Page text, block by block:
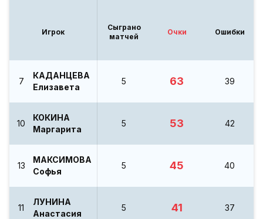
Игрок
Сыграно
матчей
Очки Ошибки
7
КАДАНЦЕВА
Елизавета
5 63 39
10
КОКИНА
Маргарита
5 53 42
13
МАКСИМОВА
Софья
5 45 40
11
ЛУНИНА
Анастасия
5 41 37